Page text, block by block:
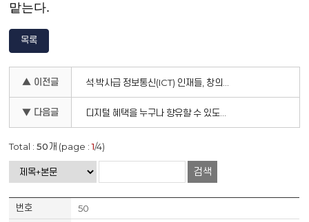
맡는다.
목록
▲ 이전글
▼ 다음글
Total :50개 (page :1/4)
검색
50